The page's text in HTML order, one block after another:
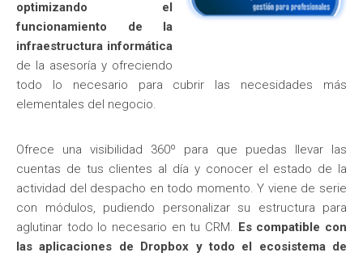
optimizando el
funcionamiento de la
infraestructura informática
de la asesoría y ofreciendo
todo lo necesario para cubrir las necesidades más
elementales del negocio.
Ofrece una visibilidad 360º para que puedas llevar las
cuentas de tus clientes al día y conocer el estado de la
actividad del despacho en todo momento. Y viene de serie
con módulos, pudiendo personalizar su estructura para
aglutinar todo lo necesario en tu CRM. Es compatible con
las aplicaciones de Dropbox y todo el ecosistema de